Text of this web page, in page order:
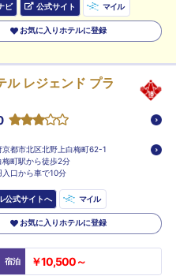
ビ 公式サイト マイル
お気に入りホテルに登録
レジェンド プラ
京都市北区北野上白梅町62-1
梅町駅から徒歩2分
入口から車で10分
公式サイトへ マイル
お気に入りホテルに登録
宿泊 ￥10,500～